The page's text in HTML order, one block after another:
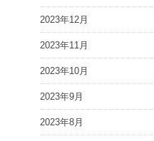
2023年12月
2023年11月
2023年10月
2023年9月
2023年8月